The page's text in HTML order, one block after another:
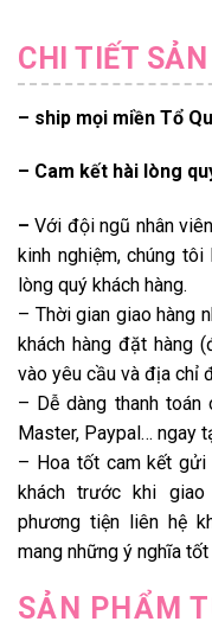
CHI TIẾT
– ship mọi miền Tổ
– Cam kết hài lòng
– Với đội ngũ nhân
kinh nghiệm, chúng
lòng quý khách hàng.
– Thời gian giao hàng
khách hàng đặt hàng
vào yêu cầu và địa chỉ
– Dễ dàng thanh
Master, Paypal… ngay
– Hoa tốt cam kết gửi
khách trước khi
phương tiện liên hệ
mang những ý nghĩa
SẢN PHẨM